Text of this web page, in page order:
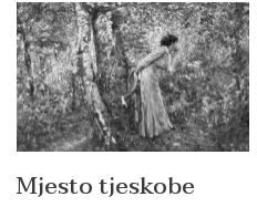
Mjesto tjeskobe